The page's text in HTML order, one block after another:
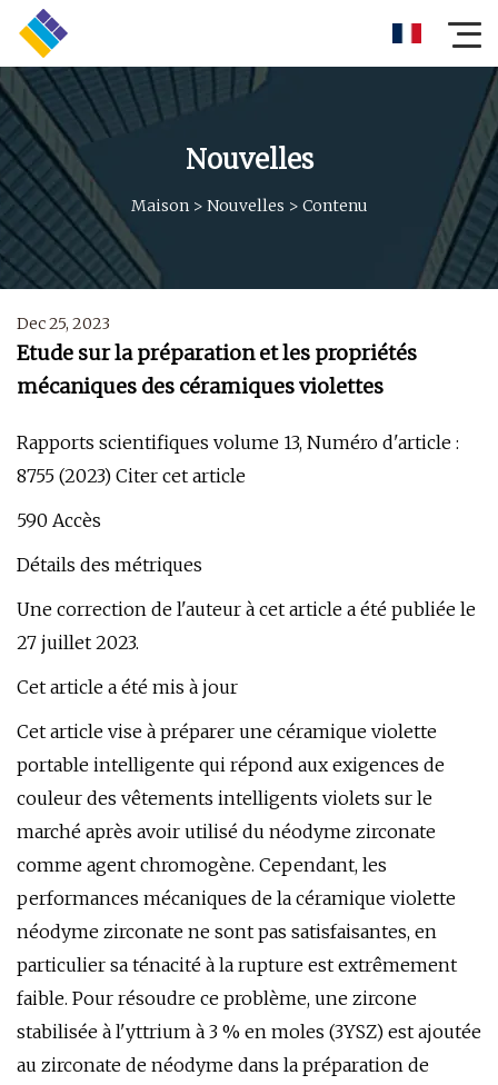
Nouvelles
Maison > Nouvelles > Contenu
Dec 25, 2023
Etude sur la préparation et les propriétés
mécaniques des céramiques violettes
Rapports scientifiques volume 13, Numéro d'article :
8755 (2023) Citer cet article
590 Accès
Détails des métriques
Une correction de l'auteur à cet article a été publiée le
27 juillet 2023.
Cet article a été mis à jour
Cet article vise à préparer une céramique violette
portable intelligente qui répond aux exigences de
couleur des vêtements intelligents violets sur le
marché après avoir utilisé du néodyme zirconate
comme agent chromogène. Cependant, les
performances mécaniques de la céramique violette
néodyme zirconate ne sont pas satisfaisantes, en
particulier sa ténacité à la rupture est extrêmement
faible. Pour résoudre ce problème, une zircone
stabilisée à l'yttrium à 3 % en moles (3YSZ) est ajoutée
au zirconate de néodyme dans la préparation de